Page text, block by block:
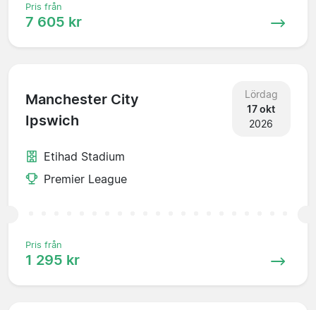
Pris från
7 605 kr
Manchester City
Ipswich
Lördag
17 okt
2026
Etihad Stadium
Premier League
Pris från
1 295 kr